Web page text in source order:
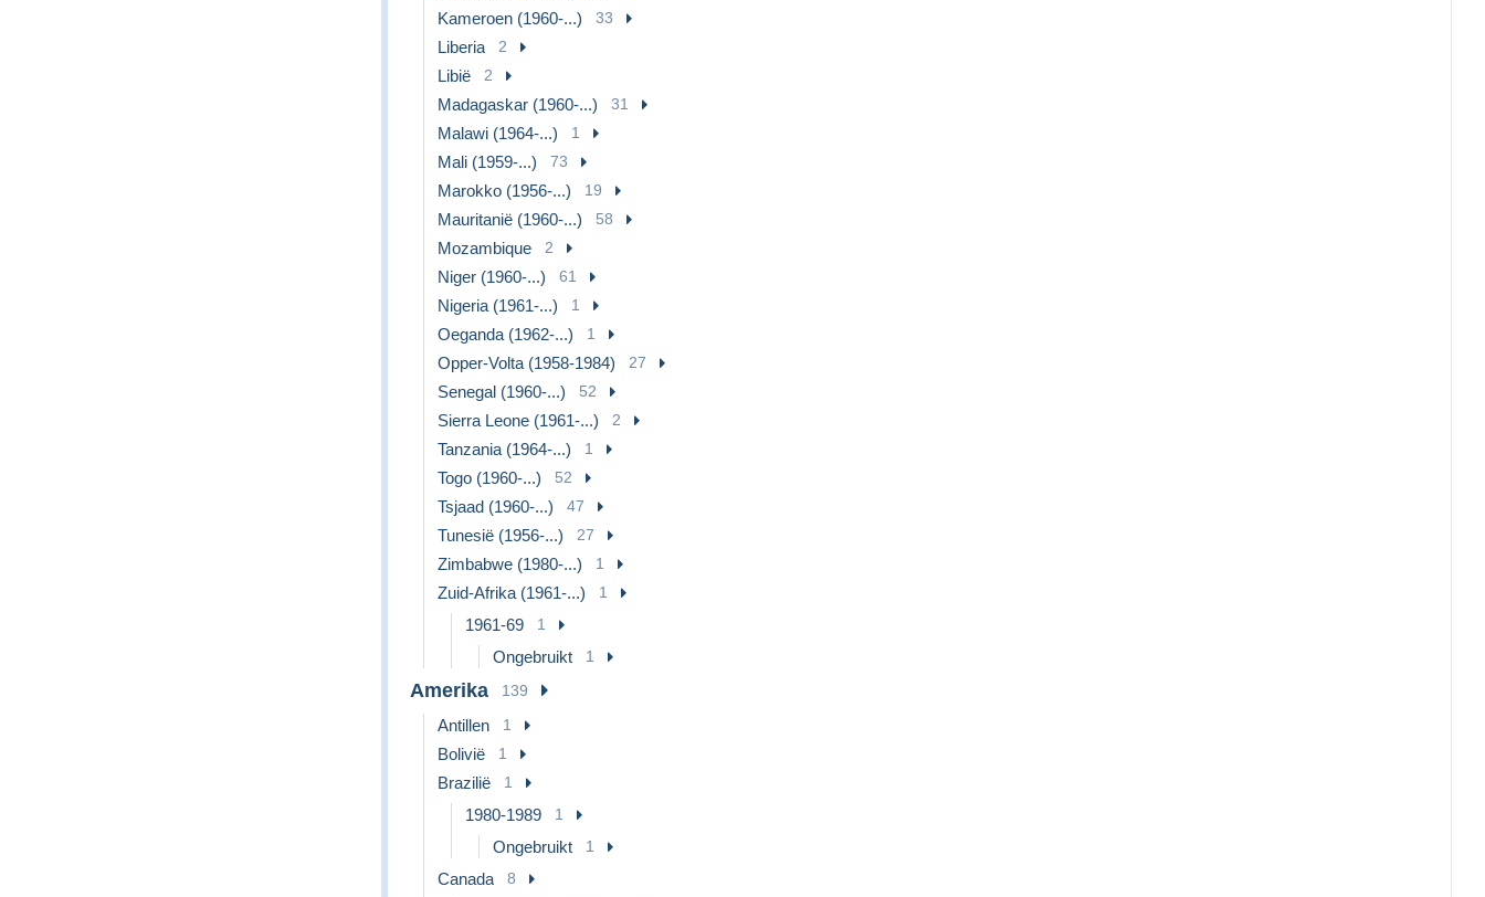
Kameroen (1960-...) 33
Liberia 2
Libië 2
Madagaskar (1960-...) 31
Malawi (1964-...) 1
Mali (1959-...) 73
Marokko (1956-...) 19
Mauritanië (1960-...) 58
Mozambique 2
Niger (1960-...) 61
Nigeria (1961-...) 1
Oeganda (1962-...) 1
Opper-Volta (1958-1984) 27
Senegal (1960-...) 52
Sierra Leone (1961-...) 2
Tanzania (1964-...) 1
Togo (1960-...) 52
Tsjaad (1960-...) 47
Tunesië (1956-...) 27
Zimbabwe (1980-...) 1
Zuid-Afrika (1961-...) 1
1961-69 1
Ongebruikt 1
Amerika 139
Antillen 1
Bolivië 1
Brazilië 1
1980-1989 1
Ongebruikt 1
Canada 8